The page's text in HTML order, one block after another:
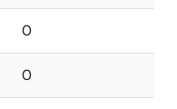
0
0